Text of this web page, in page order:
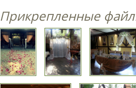
Прикрепленные